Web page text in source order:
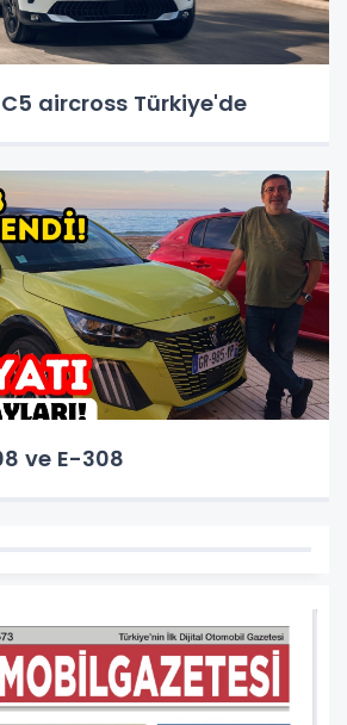
Hibrit Citroen C5 aircross Türkiye'de
ve E-308